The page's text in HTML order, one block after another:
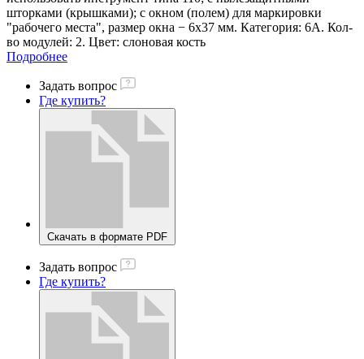
шторками (крышками); с окном (полем) для маркировки
"рабочего места", размер окна − 6х37 мм. Категория: 6А. Кол-
во модулей: 2. Цвет: слоновая кость
Подробнее
Задать вопрос
Где купить?
Скачать в формате PDF
Задать вопрос
Где купить?